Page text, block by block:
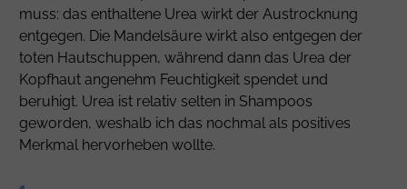
muss: das enthaltene Urea wirkt der Austrocknung
entgegen. Die Mandelsäure wirkt also entgegen der
toten Hautschuppen, während dann das Urea der
Kopfhaut angenehm Feuchtigkeit spendet und
beruhigt. Urea ist relativ selten in Shampoos
geworden, weshalb ich das nochmal als positives
Merkmal hervorheben wollte.